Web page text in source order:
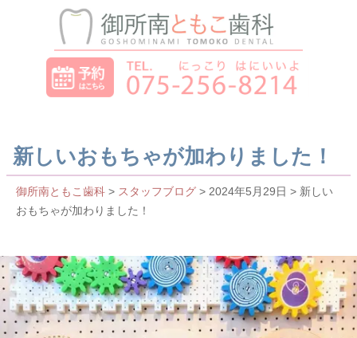
新しいおもちゃが加わりました！
御所南ともこ歯科 > スタッフブログ > 2024年5月29日 > 新しい
おもちゃが加わりました！